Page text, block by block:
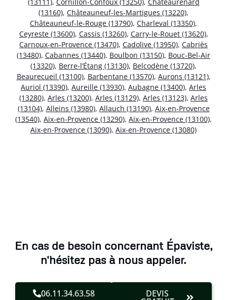
(13160), Châteauneuf-les-Martigues (13220),
Châteauneuf-le-Rouge (13790), Charleval (13350),
Ceyreste (13600), Cassis (13260), Carry-le-Rouet (13620),
Carnoux-en-Provence (13470), Cadolive (13950), Cabriès
(13480), Cabannes (13440), Boulbon (13150), Bouc-Bel-Air
(13320), Berre-l’Étang (13130), Belcodène (13720),
Beaurecueil (13100), Barbentane (13570), Aurons (13121),
Auriol (13390), Aureille (13930), Aubagne (13400), Arles
(13280), Arles (13200), Arles (13129), Arles (13123), Arles
(13104), Alleins (13980), Allauch (13190), Aix-en-Provence
(13540), Aix-en-Provence (13290), Aix-en-Provence (13100),
Aix-en-Provence (13090), Aix-en-Provence (13080)
En cas de besoin concernant Épaviste,
n'hésitez pas à nous appeler.
06.11.34.63.58 DEVIS